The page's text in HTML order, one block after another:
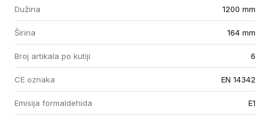
Dužina 1200 mm
Širina 164 mm
Broj artikala po kutiji 6
CE oznaka EN 14342
Emisija formaldehida E1